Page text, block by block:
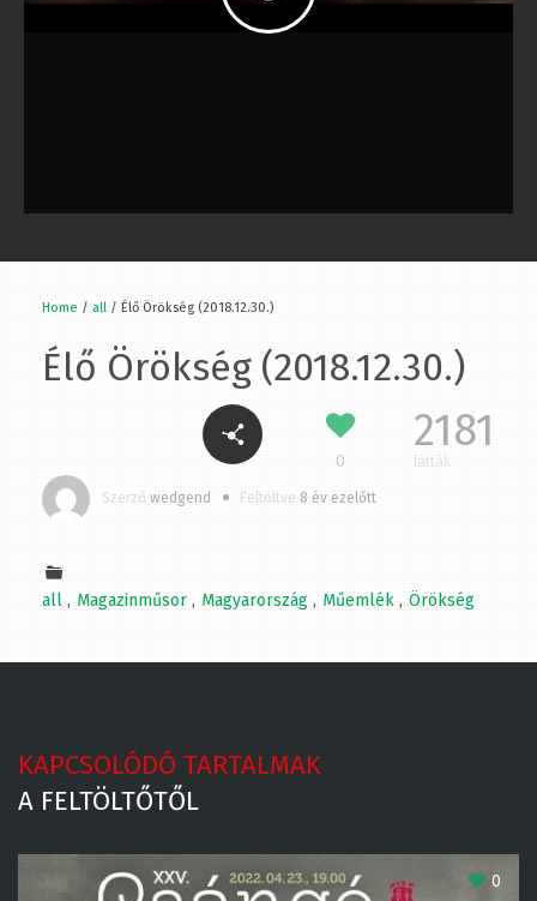
Home / all / Élő Örökség (2018.12.30.)
Élő Örökség (2018.12.30.)
2181
látták
Szerző wedgend Feltöltve 8 év ezelőtt
all Magazinműsor Magyarország
Műemlék
KAPCSOLÓDÓ TARTALMAK